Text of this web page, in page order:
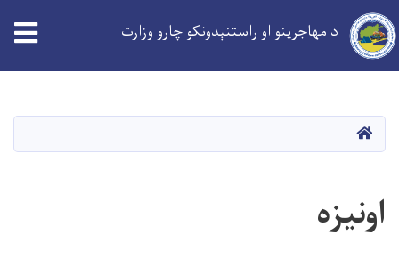
content
د مهاجرینو او راستنېدونکو چارو وزارت
کورپاڼه
اونیزه